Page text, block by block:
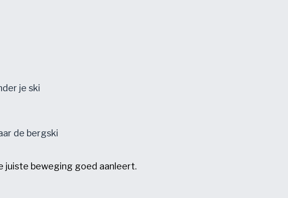
je ski
de bergski
juiste beweging goed aanleert.